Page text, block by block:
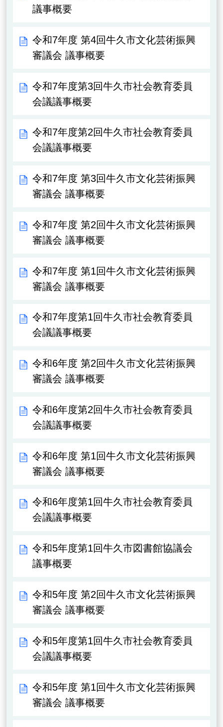
議事概要
令和7年度 第4回牛久市文化芸術振興
審議会 議事概要
令和7年度第3回牛久市社会教育委員
会議議事概要
令和7年度第2回牛久市社会教育委員
会議議事概要
令和7年度 第3回牛久市文化芸術振興
審議会 議事概要
令和7年度 第2回牛久市文化芸術振興
審議会 議事概要
令和7年度 第1回牛久市文化芸術振興
審議会 議事概要
令和7年度第1回牛久市社会教育委員
会議議事概要
令和6年度 第2回牛久市文化芸術振興
審議会 議事概要
令和6年度第2回牛久市社会教育委員
会議議事概要
令和6年度 第1回牛久市文化芸術振興
審議会 議事概要
令和6年度第1回牛久市社会教育委員
会議議事概要
令和5年度第1回牛久市図書館協議会
議事概要
令和5年度 第2回牛久市文化芸術振興
審議会 議事概要
令和5年度第1回牛久市社会教育委員
会議議事概要
令和5年度 第1回牛久市文化芸術振興
審議会 議事概要